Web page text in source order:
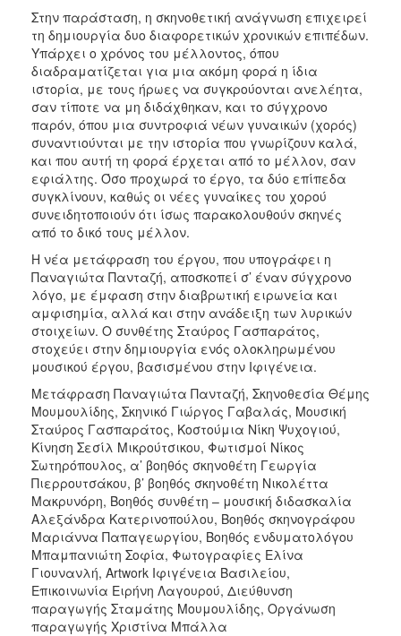
Στην παράσταση, η σκηνοθετική ανάγνωση επιχειρεί
τη δημιουργία δυο διαφορετικών χρονικών επιπέδων.
Υπάρχει ο χρόνος του μέλλοντος, όπου
διαδραματίζεται για μια ακόμη φορά η ίδια
ιστορία, με τους ήρωες να συγκρούονται ανελέητα,
σαν τίποτε να μη διδάχθηκαν, και το σύγχρονο
παρόν, όπου μια συντροφιά νέων γυναικών (χορός)
συναντιούνται με την ιστορία που γνωρίζουν καλά,
και που αυτή τη φορά έρχεται από το μέλλον, σαν
εφιάλτης. Όσο προχωρά το έργο, τα δύο επίπεδα
συγκλίνουν, καθώς οι νέες γυναίκες του χορού
συνειδητοποιούν ότι ίσως παρακολουθούν σκηνές
από το δικό τους μέλλον.
Η νέα μετάφραση του έργου, που υπογράφει η
Παναγιώτα Πανταζή, αποσκοπεί σ’ έναν σύγχρονο
λόγο, με έμφαση στην διαβρωτική ειρωνεία και
αμφισημία, αλλά και στην ανάδειξη των λυρικών
στοιχείων. Ο συνθέτης Σταύρος Γασπαράτος,
στοχεύει στην δημιουργία ενός ολοκληρωμένου
μουσικού έργου, βασισμένου στην Ιφιγένεια.
Μετάφραση Παναγιώτα Πανταζή, Σκηνοθεσία Θέμης
Μουμουλίδης, Σκηνικό Γιώργος Γαβαλάς, Μουσική
Σταύρος Γασπαράτος, Κοστούμια Νίκη Ψυχογιού,
Κίνηση Σεσίλ Μικρούτσικου, Φωτισμοί Νίκος
Σωτηρόπουλος, α’ βοηθός σκηνοθέτη Γεωργία
Πιερρουτσάκου, β’ βοηθός σκηνοθέτη Νικολέττα
Μακρυνόρη, Βοηθός συνθέτη – μουσική διδασκαλία
Αλεξάνδρα Κατερινοπούλου, Βοηθός σκηνογράφου
Μαριάννα Παπαγεωργίου, Βοηθός ενδυματολόγου
Μπαμπανιώτη Σοφία, Φωτογραφίες Ελίνα
Γιουνανλή, Artwork Ιφιγένεια Βασιλείου,
Επικοινωνία Ειρήνη Λαγουρού, Διεύθυνση
παραγωγής Σταμάτης Μουμουλίδης, Οργάνωση
παραγωγής Χριστίνα Μπάλλα